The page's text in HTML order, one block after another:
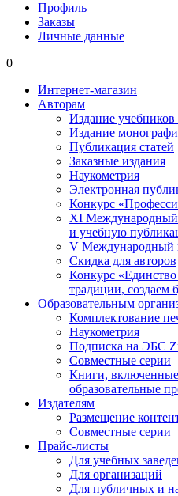
Профиль
Заказы
Личные данные
0
Интернет-магазин
Авторам
Издание
Издание
Публикация статей
Заказные издания
Наукометрия
Электронная
Конкурс
XI
и учебную
V Международный
Скидка для авторов
Конкурс
традиции, создаем
Образовательным
Комплектование
Наукометрия
Подписка на ЭБС
Совместные серии
Книги,
образовательные
Издателям
Размещение
Совместные серии
Прайс-листы
Для учебных
Для организаций
Для публичных и